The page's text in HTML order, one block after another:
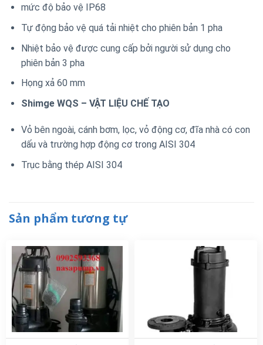
mức độ bảo vệ IP68
Tự động bảo vệ quá tải nhiệt cho phiên bản 1 pha
Nhiệt bảo vệ được cung cấp bởi người sử dụng cho
phiên bản 3 pha
Họng xả 60 mm
Shimge WQS – VẬT LIỆU CHẾ TẠO
Vỏ bên ngoài, cánh bơm, lọc, vỏ động cơ, đĩa nhà có con
dấu và trường hợp động cơ trong AISI 304
Trục bằng thép AISI 304
Sản phẩm tương tự